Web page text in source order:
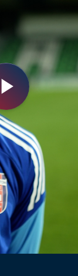
Play
Video